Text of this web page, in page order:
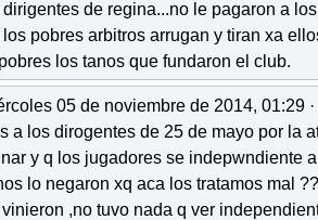
de regina...no le pagaron a
pobres arbitros arrugan y tiran xa
los tanos que fundaron el club.
05 de noviembre de 2014, 01:29 ·
a los dirogentes de 25 de mayo por la
y q los jugadores se indepwndiente
lo negaron xq aca los tratamos mal
,no tuvo nada q ver